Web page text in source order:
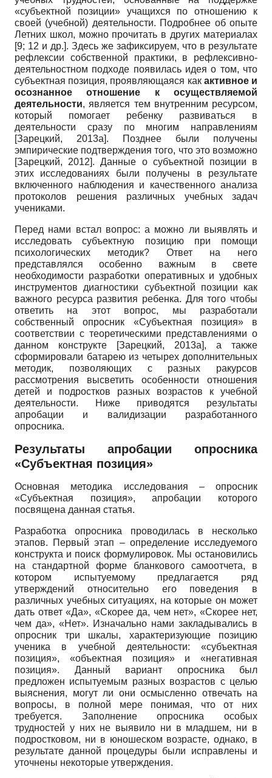
«субъектной позиции» учащихся по отношению к
своей (учебной) деятельности. Подробнее об опыте
Летних школ, можно прочитать в других материалах
[9; 12 и др.]. Здесь же зафиксируем, что в результате
рефлексии собственной практики, в рефлексивно-
деятельностном подходе появилась идея о том, что
субъектная позиция, проявляющаяся как активное и
осознанное отношение к осуществляемой
деятельности, является тем внутренним ресурсом,
который помогает ребенку развиваться в
деятельности сразу по многим направлениям
[Зарецкий, 2013а]. Позднее были получены
эмпирические подтверждения того, что это возможно
[Зарецкий, 2012]. Данные о субъектной позиции в
этих исследованиях были получены в результате
включенного наблюдения и качественного анализа
протоколов решения различных учебных задач
учениками.
Перед нами встал вопрос: а можно ли выявлять и
исследовать субъектную позицию при помощи
психологических методик? Ответ на него
представлялся особенно важным в свете
необходимости разработки оперативных и удобных
инструментов диагностики субъектной позиции как
важного ресурса развития ребенка. Для того чтобы
ответить на этот вопрос, мы разработали
собственный опросник «Субъектная позиция» в
соответствии с теоретическими представлениями о
данном конструкте
[Зарецкий, 2013а], а также
сформировали батарею из четырех дополнительных
методик, позволяющих с разных ракурсов
рассмотрения высветить особенности отношения
детей и подростков разных возрастов к учебной
деятельности. Ниже приводятся результаты
апробации и валидизации разработанного
опросника.
Результаты апробации опросника
«Субъектная позиция»
Основная методика исследования – опросник
«Субъектная позиция», апробации которого
посвящена данная статья.
Разработка опросника проводилась в несколько
этапов. Первый этап – определение исследуемого
конструкта и поиск формулировок. Мы остановились
на стандартной форме бланкового самоотчета, в
котором испытуемому предлагается ряд
утверждений относительно его поведения в
различных учебных ситуациях, на которые он может
дать ответ «Да», «Скорее да, чем нет», «Скорее нет,
чем да», «Нет». Изначально нами закладывались в
опросник три шкалы, характеризующие позицию
ученика в учебной деятельности: «субъектная
позиция», «объектная позиция» и «негативная
позиция». Данный вариант опросника был
предложен испытуемым разных возрастов с целью
выяснения, могут ли они осмысленно отвечать на
вопросы, в полной мере понимая, что от них
требуется. Заполнение опросника особых
трудностей у них не выявило ни в младшем, ни в
подростковом, ни в юношеском возрасте, однако, в
результате данной процедуры были исправлены и
уточнены некоторые утверждения.